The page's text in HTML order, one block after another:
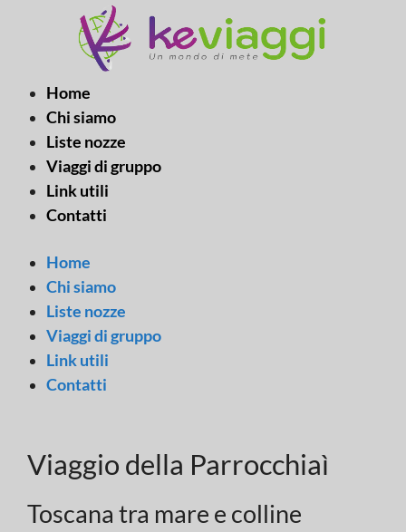
Home
Chi siamo
Liste nozze
Viaggi di gruppo
Link utili
Contatti
Home
Chi siamo
Liste nozze
Viaggi di gruppo
Link utili
Contatti
Viaggio della Parrocchiaì
Toscana tra mare e colline